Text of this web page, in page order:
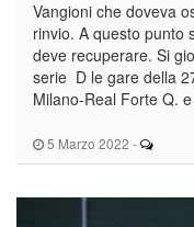
5 Marzo 2022 -
Vangioni che doveva
rinvio. A questo punto
deve recuperare. Si
serie D le gare della
Milano-Real Forte Q.